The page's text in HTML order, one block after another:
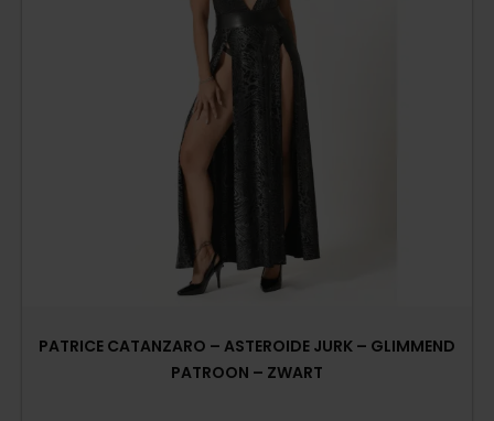
PATRICE CATANZARO – ASTEROIDE JURK – GLIMMEND
PATROON – ZWART